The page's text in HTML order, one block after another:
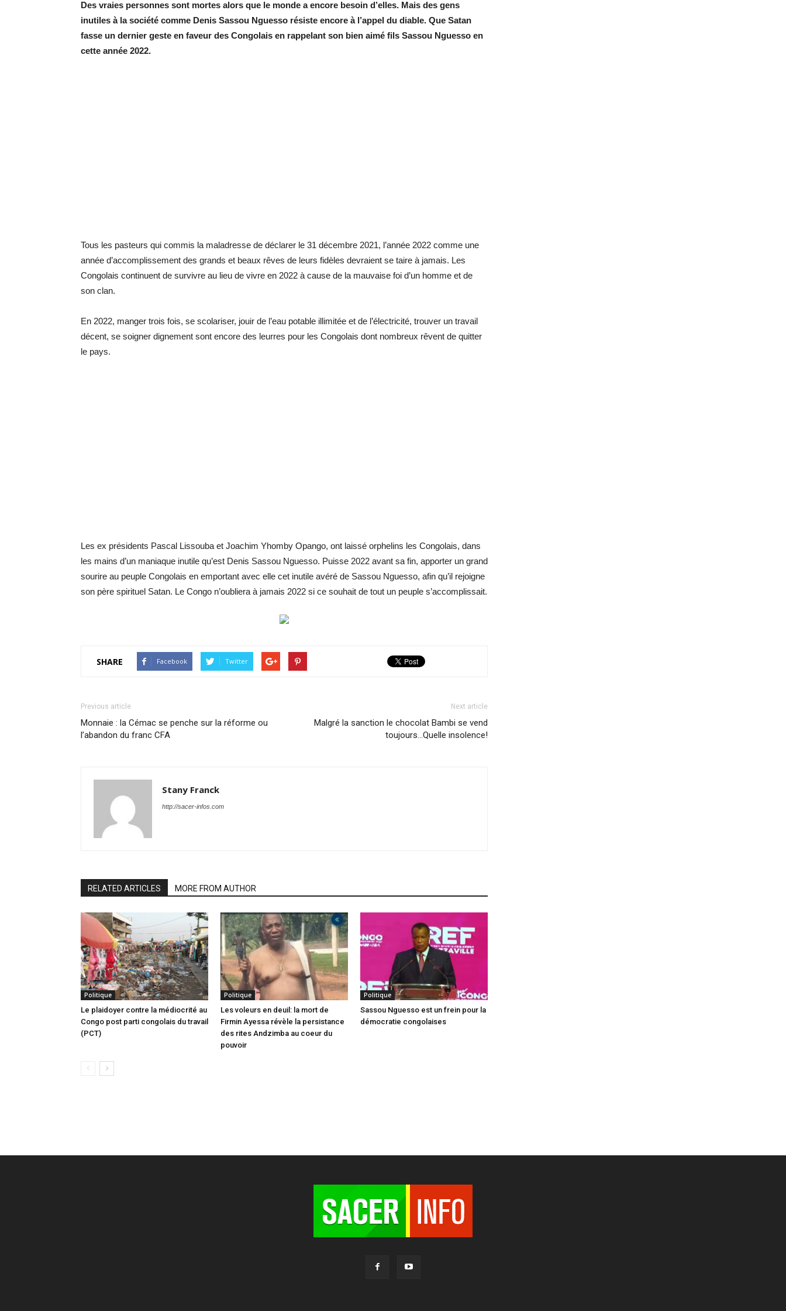
Des vraies personnes sont mortes alors que le monde a encore besoin d’elles. Mais des gens
inutiles à la société comme Denis Sassou Nguesso résiste encore à l’appel du diable. Que Satan
fasse un dernier geste en faveur des Congolais en rappelant son bien aimé fils Sassou Nguesso en
cette année 2022.
Tous les pasteurs qui commis la maladresse de déclarer le 31 décembre 2021, l’année 2022 comme une
année d’accomplissement des grands et beaux rêves de leurs fidèles devraient se taire à jamais. Les
Congolais continuent de survivre au lieu de vivre en 2022 à cause de la mauvaise foi d’un homme et de
son clan.
En 2022, manger trois fois, se scolariser, jouir de l’eau potable illimitée et de l’électricité, trouver un travail
décent, se soigner dignement sont encore des leurres pour les Congolais dont nombreux rêvent de quitter
le pays.
Les ex présidents Pascal Lissouba et Joachim Yhomby Opango, ont laissé orphelins les Congolais, dans
les mains d’un maniaque inutile qu’est Denis Sassou Nguesso. Puisse 2022 avant sa fin, apporter un grand
sourire au peuple Congolais en emportant avec elle cet inutile avéré de Sassou Nguesso, afin qu’il rejoigne
son père spirituel Satan. Le Congo n’oubliera à jamais 2022 si ce souhait de tout un peuple s’accomplissait.
SHARE Facebook Twitter
Previous article
Monnaie : la Cémac se penche sur la réforme ou
l’abandon du franc CFA
Next article
Malgré la sanction le chocolat Bambi se vend
toujours…Quelle insolence!
Stany Franck
http://sacer-infos.com
RELATED ARTICLES MORE FROM AUTHOR
Politique
Le plaidoyer contre la médiocrité au
Congo post parti congolais du travail
(PCT)
Politique
Les voleurs en deuil: la mort de
Firmin Ayessa révèle la persistance
des rites Andzimba au coeur du
pouvoir
Politique
Sassou Nguesso est un frein pour la
démocratie congolaises